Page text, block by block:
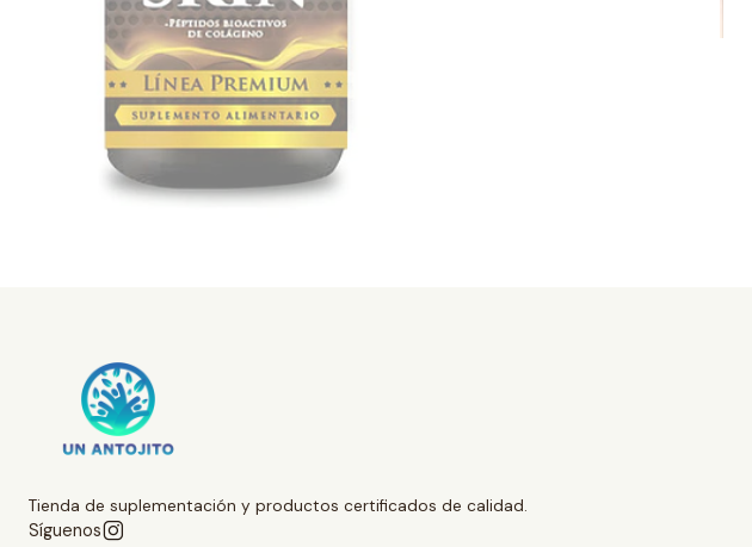
Tienda de suplementación y productos certificados de calidad.
Síguenos